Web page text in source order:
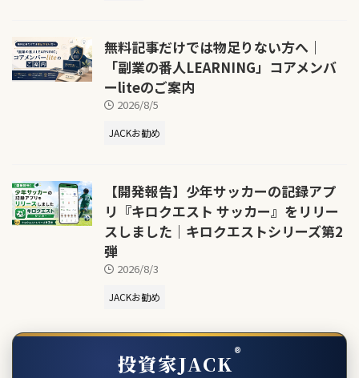
無料記事だけでは物足りない方へ｜
「副業の番人LEARNING」コアメンバ
ーliteのご案内
2026/8/5
JACKお勧め
【開発報告】少年サッカーの記録アプ
リ『キロクエスト サッカー』をリリー
スしました｜キロクエストシリーズ第2
弾
2026/8/3
JACKお勧め
投資家JACK®